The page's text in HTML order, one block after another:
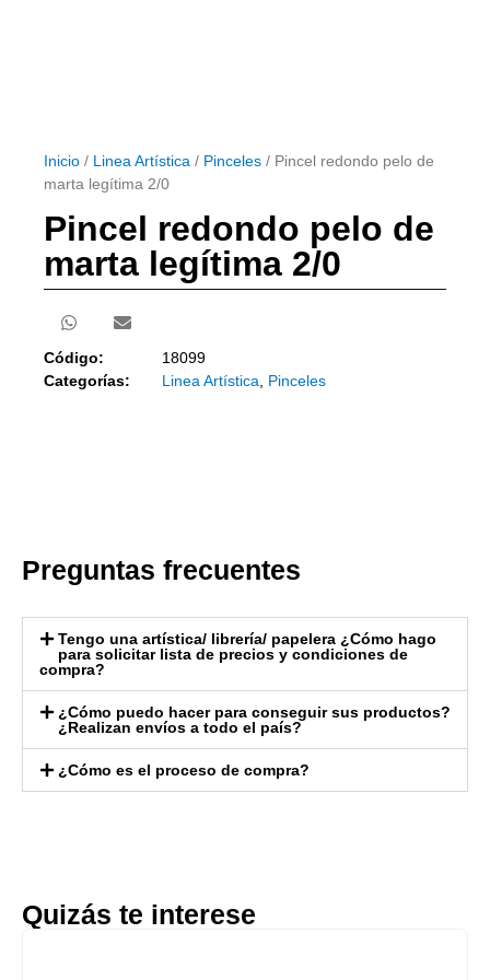
Inicio / Linea Artística / Pinceles / Pincel redondo pelo de
marta legítima 2/0
Pincel redondo pelo de
marta legítima 2/0
Código:
18099
Categorías:
Linea Artística Pinceles
Preguntas frecuentes
Tengo una artística/ librería/ papelera ¿Cómo hago
para solicitar lista de precios y condiciones de
compra?
¿Cómo puedo hacer para conseguir sus productos?
¿Realizan envíos a todo el país?
¿Cómo es el proceso de compra?
Quizás te interese